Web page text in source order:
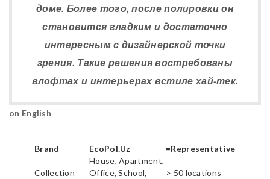
доме. Более того, после полировки он
становится гладким и достаточно
интересным с дизайнерской точки
зрения. Такие решения востребованы
влофтах и интерьерах встиле хай-тек.
on English
Brand EcoPol.Uz =Representative
Collection
House, Apartment,
Office, School,
> 50 locations